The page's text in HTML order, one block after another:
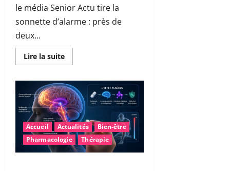
le média Senior Actu tire la
sonnette d’alarme : près de
deux...
Lire la suiteEn
savoir
Polluants
éternels
dans
nos
assiettes
:
comment
réduire
les
pesticides
Accueil Actualités
Bien-être
Pharmacologie
Thérapie